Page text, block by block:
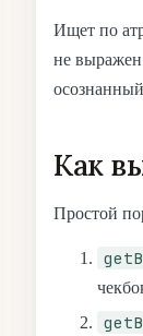
Ищет по
не выражен
Как
Простой